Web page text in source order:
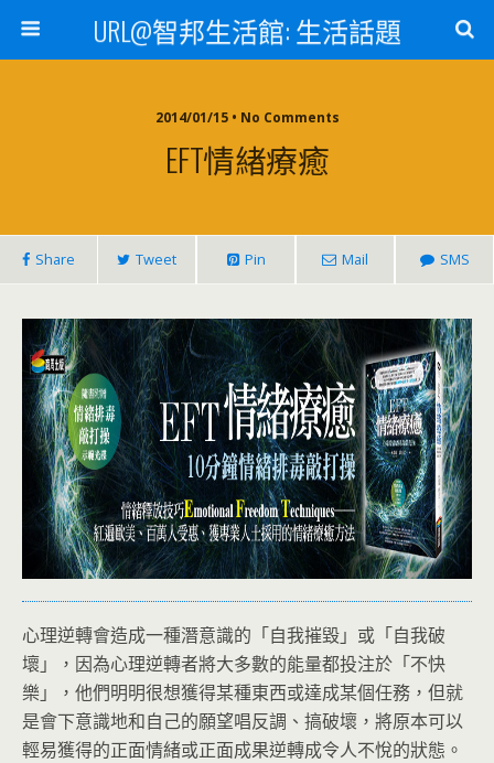
URL@智邦生活館: 生活話題
2014/01/15 • No Comments
EFT情緖療癒
Share Tweet Pin Mail SMS
心理逆轉會造成一種潛意識的「自我摧毀」或「自我破
壞」，因為心理逆轉者將大多數的能量都投注於「不快
樂」，他們明明很想獲得某種東西或達成某個任務，但就
是會下意識地和自己的願望唱反調、搞破壞，將原本可以
輕易獲得的正面情緒或正面成果逆轉成令人不悅的狀態。